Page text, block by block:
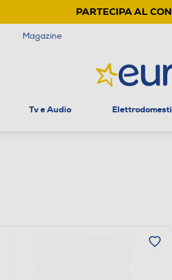
PARTECIPA AL
Magazine
Tv e Audio